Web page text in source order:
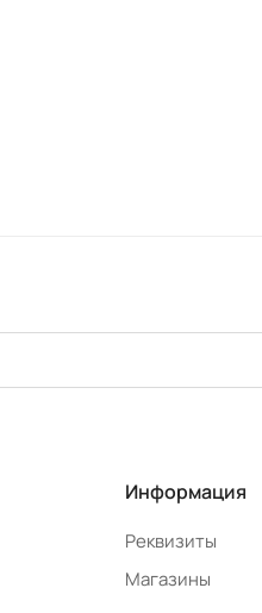
Информация
Реквизиты
Магазины